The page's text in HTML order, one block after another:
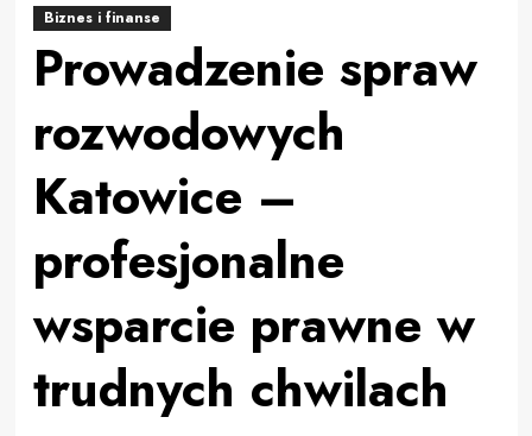
Biznes i finanse
Prowadzenie spraw
rozwodowych
Katowice –
profesjonalne
wsparcie prawne w
trudnych chwilach